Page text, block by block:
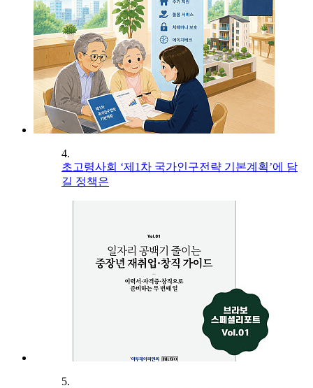
4.
초고령사회 ‘제1차 국가인구전략 기본계획’에 담
길 정책은
5.